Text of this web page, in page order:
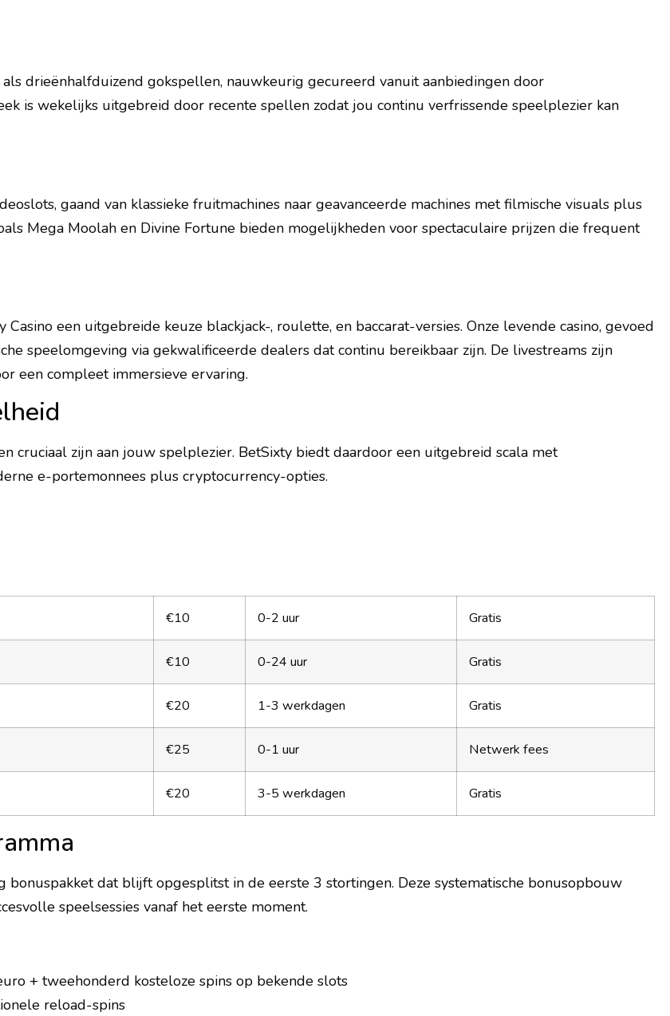
drieënhalfduizend gokspellen, nauwkeurig gecureerd vanuit aanbiedingen door
is wekelijks uitgebreid door recente spellen zodat jou continu verfrissende speelplezier kan
gaand van klassieke fruitmachines naar geavanceerde machines met filmische visuals plus
Mega Moolah en Divine Fortune bieden mogelijkheden voor spectaculaire prijzen die frequent
een uitgebreide keuze blackjack-, roulette, en baccarat-versies. Onze levende casino, gevoed
speelomgeving via gekwalificeerde dealers dat continu bereikbaar zijn. De livestreams zijn
een compleet immersieve ervaring.
cruciaal zijn aan jouw spelplezier. BetSixty biedt daardoor een uitgebreid scala met
e-portemonnees plus cryptocurrency-opties.
€10 0-2 uur Gratis
€10 0-24 uur Gratis
€20 1-3 werkdagen Gratis
€25 0-1 uur Netwerk fees
€20 3-5 werkdagen Gratis
bonuspakket dat blijft opgesplitst in de eerste 3 stortingen. Deze systematische bonusopbouw
speelsessies vanaf het eerste moment.
+ tweehonderd kosteloze spins op bekende slots
reload-spins